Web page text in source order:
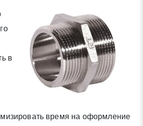
в
время на оформление